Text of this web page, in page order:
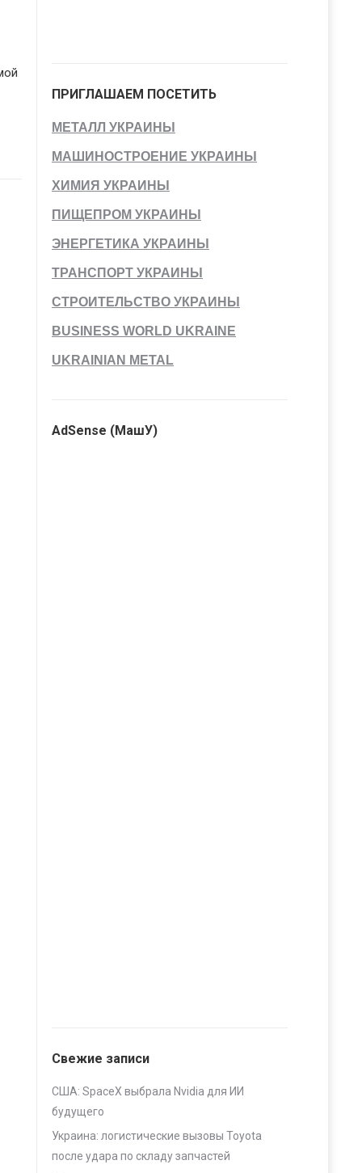
ПРИГЛАШАЕМ ПОСЕТИТЬ
МЕТАЛЛ УКРАИНЫ
МАШИНОСТРОЕНИЕ УКРАИНЫ
ХИМИЯ УКРАИНЫ
ПИЩЕПРОМ УКРАИНЫ
ЭНЕРГЕТИКА УКРАИНЫ
ТРАНСПОРТ УКРАИНЫ
СТРОИТЕЛЬСТВО УКРАИНЫ
BUSINESS WORLD UKRAINE
UKRAINIAN METAL
AdSense (МашУ)
Свежие записи
США: SpaceX выбрала Nvidia для ИИ
будущего
Украина: логистические вызовы Toyota
после удара по складу запчастей